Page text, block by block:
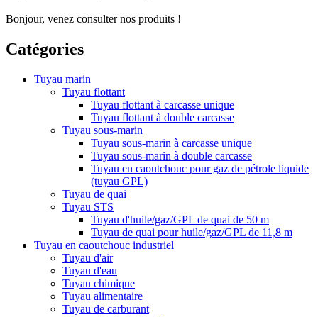
Bonjour, venez consulter nos produits !
Catégories
Tuyau marin
Tuyau flottant
Tuyau flottant à carcasse unique
Tuyau flottant à double carcasse
Tuyau sous-marin
Tuyau sous-marin à carcasse unique
Tuyau sous-marin à double carcasse
Tuyau en caoutchouc pour gaz de pétrole liquide
(tuyau GPL)
Tuyau de quai
Tuyau STS
Tuyau d'huile/gaz/GPL de quai de 50 m
Tuyau de quai pour huile/gaz/GPL de 11,8 m
Tuyau en caoutchouc industriel
Tuyau d'air
Tuyau d'eau
Tuyau chimique
Tuyau alimentaire
Tuyau de carburant